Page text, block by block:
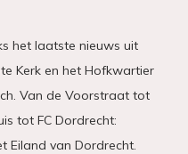
het laatste nieuws uit
Kerk en het Hofkwartier
Van de Voorstraat tot
tot FC Dordrecht:
Eiland van Dordrecht.